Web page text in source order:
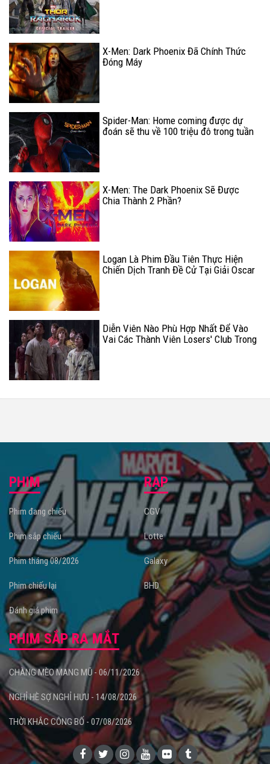
X-Men: Dark Phoenix Đã Chính Thức
Đóng Máy
Spider-Man: Home coming được dự
đoán sẽ thu về 100 triệu đô trong tuần
X-Men: The Dark Phoenix Sẽ Được
Chia Thành 2 Phần?
Logan Là Phim Đầu Tiên Thực Hiện
Chiến Dịch Tranh Đề Cử Tại Giải Oscar
Diễn Viên Nào Phù Hợp Nhất Để Vào
Vai Các Thành Viên Losers' Club Trong
PHIM
Phim đang chiếu
Phim sắp chiếu
Phim tháng 08/2026
Phim chiếu lại
Đánh giá phim
RẠP
CGV
Lotte
Galaxy
BHD
PHIM SẮP RA MẮT
CHÀNG MÈO MANG MŨ - 06/11/2026
NGHỈ HÈ SỢ NGHỈ HƯU - 14/08/2026
THỜI KHẮC CÔNG BỐ - 07/08/2026